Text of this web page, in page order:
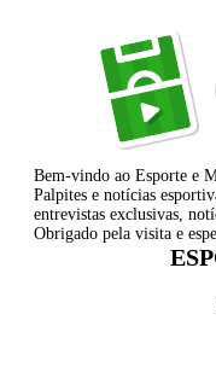
Bem-vindo ao Esporte e
Palpites e notícias
entrevistas exclusivas,
Obrigado pela visita e